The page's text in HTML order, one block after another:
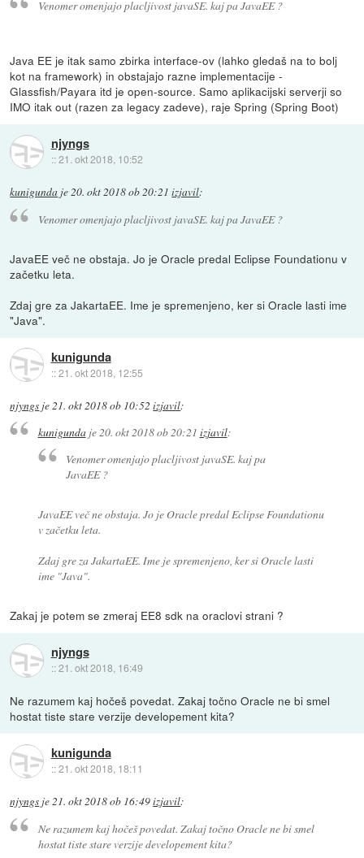
Venomer omenjajo placljivost javaSE. kaj pa JavaEE ?
Java EE je itak samo zbirka interface-ov (lahko gledaš na to bolj
kot na framework) in obstajajo razne implementacije -
Glassfish/Payara itd je open-source. Samo aplikacijski serverji so
IMO itak out (razen za legacy zadeve), raje Spring (Spring Boot)
njyngs
::21. okt 2018, 10:52
kunigunda je20. okt 2018 ob 20:21 izjavil:
Venomer omenjajo placljivost javaSE. kaj pa JavaEE ?
JavaEE več ne obstaja. Jo je Oracle predal Eclipse Foundationu v
začetku leta.
Zdaj gre za JakartaEE. Ime je spremenjeno, ker si Oracle lasti ime
"Java".
kunigunda
::21. okt 2018, 12:55
njyngs je21. okt 2018 ob 10:52 izjavil:
kunigundaje20. okt 2018 ob 20:21 izjavil:
Venomer omenjajo placljivost javaSE. kaj pa
JavaEE ?
JavaEE več ne obstaja. Jo je Oracle predal Eclipse Foundationu
v začetku leta.
Zdaj gre za JakartaEE. Ime je spremenjeno, ker si Oracle lasti
ime "Java".
Zakaj je potem se zmeraj EE8 sdk na oraclovi strani ?
njyngs
::21. okt 2018, 16:49
Ne razumem kaj hočeš povedat. Zakaj točno Oracle ne bi smel
hostat tiste stare verzije developement kita?
kunigunda
::21. okt 2018, 18:11
njyngs je21. okt 2018 ob 16:49izjavil:
Ne razumem kaj hočeš povedat. Zakaj točno Oracle ne bi smel
hostat tiste stare verzije developement kita?